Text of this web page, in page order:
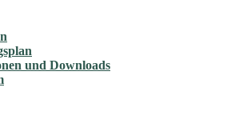
und Downloads